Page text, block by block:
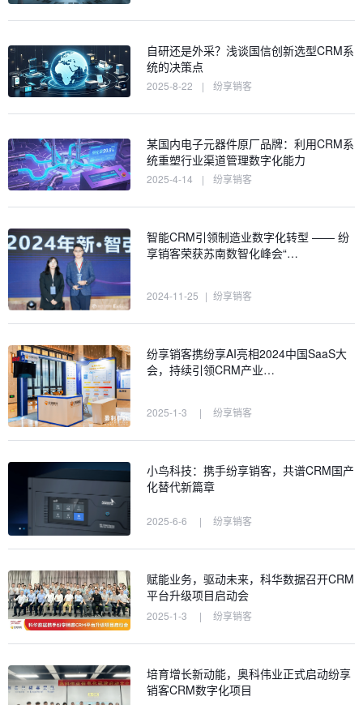
自研还是外采？浅谈国信创新选型CRM系
统的决策点
2025-8-22 | 纷享销客
某国内电子元器件原厂品牌：利用CRM系
统重塑行业渠道管理数字化能力
2025-4-14 | 纷享销客
智能CRM引领制造业数字化转型 —— 纷
享销客荣获苏南数智化峰会“…
2024-11-25 | 纷享销客
纷享销客携纷享AI亮相2024中国SaaS大
会，持续引领CRM产业…
2025-1-3 | 纷享销客
小鸟科技：携手纷享销客，共谱CRM国产
化替代新篇章
2025-6-6 | 纷享销客
赋能业务，驱动未来，科华数据召开CRM
平台升级项目启动会
2025-1-3 | 纷享销客
培育增长新动能，奥科伟业正式启动纷享
销客CRM数字化项目